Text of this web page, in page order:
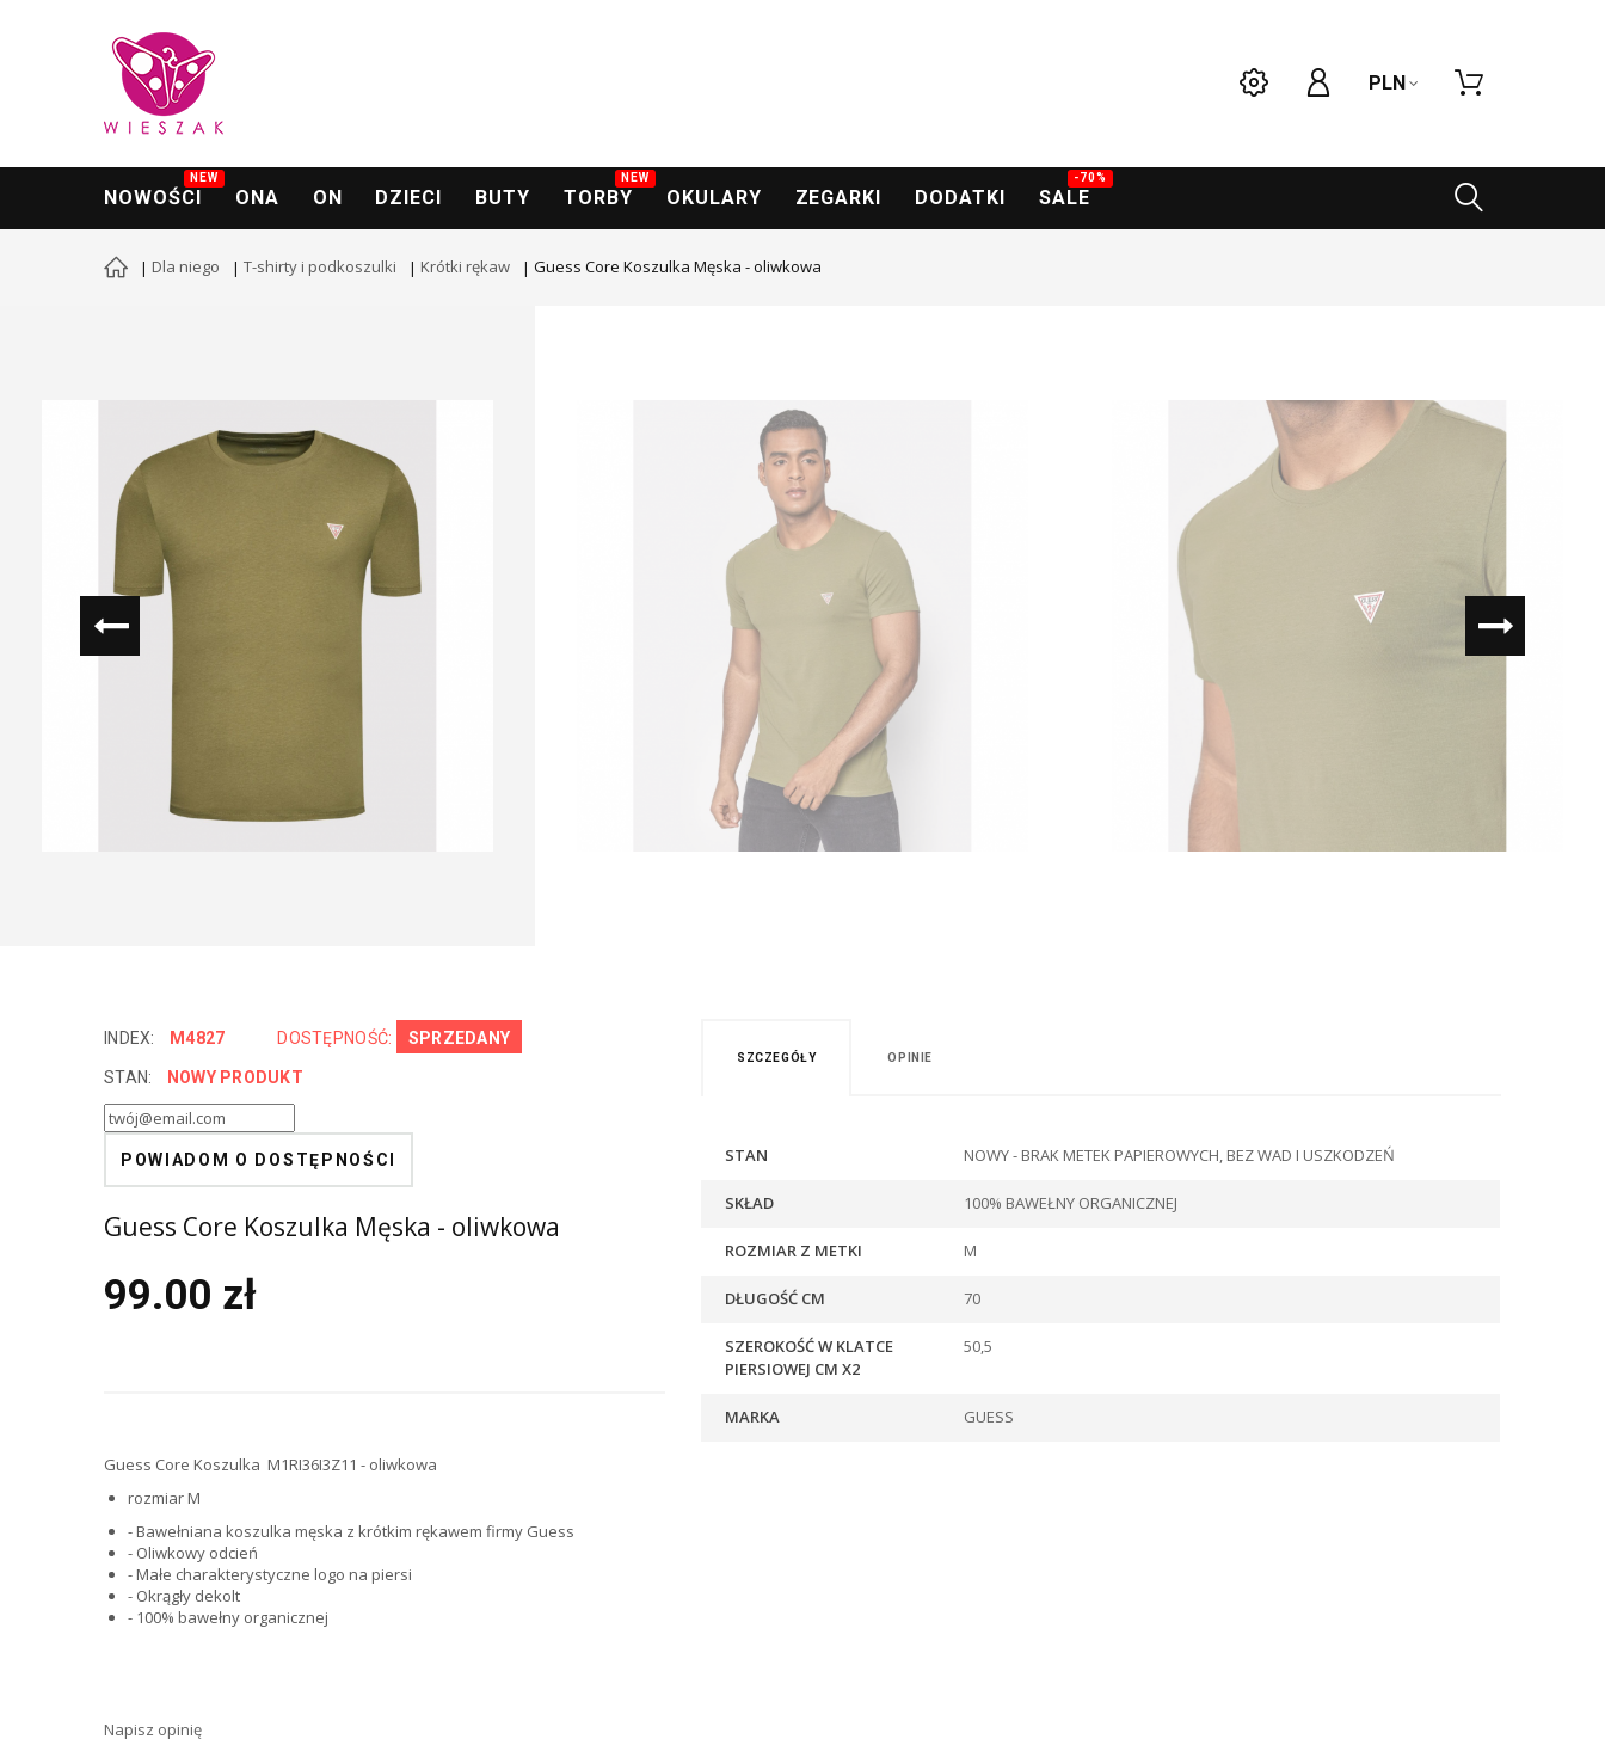
PLN
NOWOŚCI
NEW
ONA ON DZIECI BUTY TORBY
NEW
OKULARY ZEGARKI DODATKI SALE
-70%
Dla niego T-shirty i podkoszulki Krótki rękaw Guess Core Koszulka Męska - oliwkowa
INDEX: M4827 DOSTĘPNOŚĆ: SPRZEDANY
STAN: NOWY PRODUKT
POWIADOM O DOSTĘPNOŚCI
Guess Core Koszulka Męska - oliwkowa
99.00 zł
Guess Core Koszulka M1RI36I3Z11 - oliwkowa
rozmiar M
- Bawełniana koszulka męska z krótkim rękawem firmy Guess
- Oliwkowy odcień
- Małe charakterystyczne logo na piersi
- Okrągły dekolt
- 100% bawełny organicznej
Napisz opinię
SZCZEGÓŁY OPINIE
STAN NOWY - BRAK METEK PAPIEROWYCH, BEZ WAD I USZKODZEŃ
SKŁAD 100% BAWEŁNY ORGANICZNEJ
ROZMIAR Z METKI M
DŁUGOŚĆ CM 70
SZEROKOŚĆ W KLATCE
PIERSIOWEJ CM X2
50,5
MARKA GUESS